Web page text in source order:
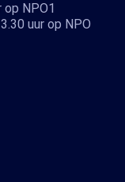
NPO1
uur op NPO